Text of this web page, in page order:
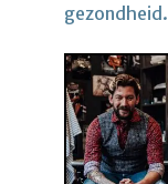
gezondheid.